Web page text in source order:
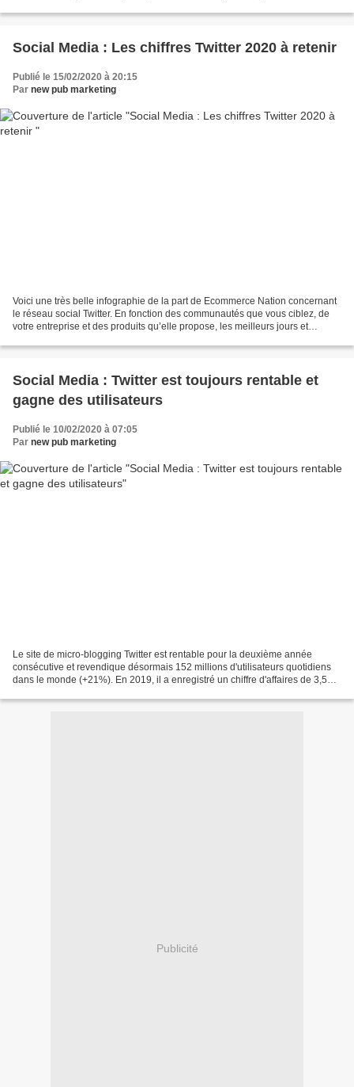
Social Media : Les chiffres Twitter 2020 à retenir
Publié le 15/02/2020 à 20:15
Par new pub marketing
Voici une très belle infographie de la part de Ecommerce Nation concernant
le réseau social Twitter. En fonction des communautés que vous ciblez, de
votre entreprise et des produits qu’elle propose, les meilleurs jours et
Social Media : Twitter est toujours rentable et
gagne des utilisateurs
Publié le 10/02/2020 à 07:05
Par new pub marketing
Le site de micro-blogging Twitter est rentable pour la deuxième année
consécutive et revendique désormais 152 millions d'utilisateurs quotidiens
dans le monde (+21%). En 2019, il a enregistré un chiffre d'affaires de 3,5
Publicité